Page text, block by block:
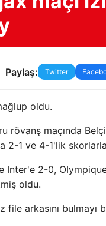
Paylaş: Twitter
oldu.
rövanş maçında
2-1 ve 4-1'lik
2-0,
oldu.
arkasını bulmayı